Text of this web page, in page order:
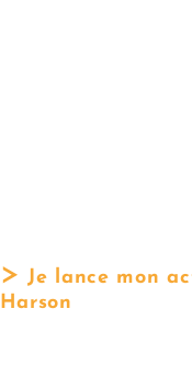
Je lance mon
Harson